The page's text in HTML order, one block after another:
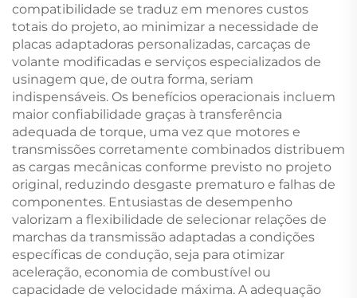
compatibilidade se traduz em menores custos
totais do projeto, ao minimizar a necessidade de
placas adaptadoras personalizadas, carcaças de
volante modificadas e serviços especializados de
usinagem que, de outra forma, seriam
indispensáveis. Os benefícios operacionais incluem
maior confiabilidade graças à transferência
adequada de torque, uma vez que motores e
transmissões corretamente combinados distribuem
as cargas mecânicas conforme previsto no projeto
original, reduzindo desgaste prematuro e falhas de
componentes. Entusiastas de desempenho
valorizam a flexibilidade de selecionar relações de
marchas da transmissão adaptadas a condições
específicas de condução, seja para otimizar
aceleração, economia de combustível ou
capacidade de velocidade máxima. A adequação